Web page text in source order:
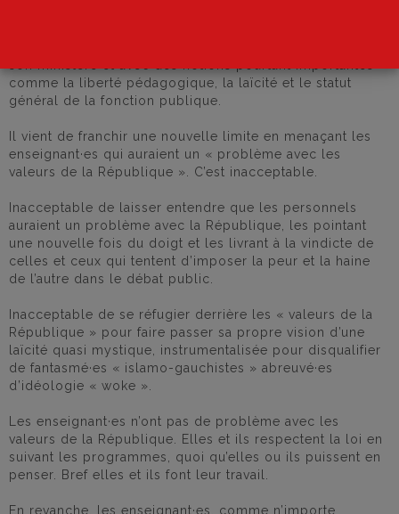
comme la liberté pédagogique, la laïcité et le statut
général de la fonction publique.
Il vient de franchir une nouvelle limite en menaçant les
enseignant·es qui auraient un « problème avec les
valeurs de la République ». C’est inacceptable.
Inacceptable de laisser entendre que les personnels
auraient un problème avec la République, les pointant
une nouvelle fois du doigt et les livrant à la vindicte de
celles et ceux qui tentent d’imposer la peur et la haine
de l’autre dans le débat public.
Inacceptable de se réfugier derrière les « valeurs de la
République » pour faire passer sa propre vision d’une
laïcité quasi mystique, instrumentalisée pour disqualifier
de fantasmé·es « islamo-gauchistes » abreuvé·es
d’idéologie « woke ».
Les enseignant·es n’ont pas de problème avec les
valeurs de la République. Elles et ils respectent la loi en
suivant les programmes, quoi qu’elles ou ils puissent en
penser. Bref elles et ils font leur travail.
En revanche, les enseignant·es, comme n’importe